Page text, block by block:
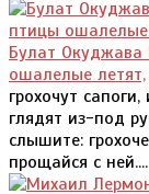
Булат Окуджава
ошалелые летят,
грохочут
глядят из-под
слышите:
прощайся с ней....